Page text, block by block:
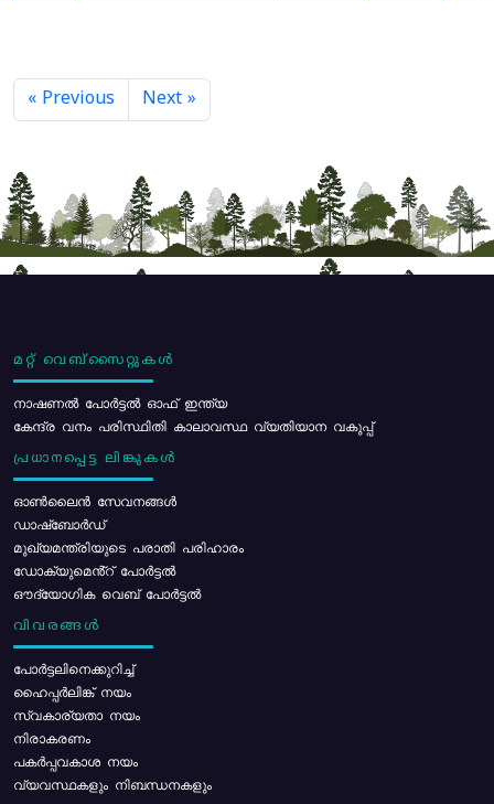
« Previous Next »
മറ്റ് വെബ്സൈറ്റുകൾ
നാഷണൽ പോർട്ടൽ ഓഫ് ഇന്ത്യ
കേന്ദ്ര വനം പരിസ്ഥിതി കാലാവസ്ഥ വ്യതിയാന വകുപ്പ്
പ്രധാനപ്പെട്ട ലിങ്കുകൾ
ഓൺലൈൻ സേവനങ്ങൾ
ഡാഷ്ബോർഡ്
മുഖ്യമന്ത്രിയുടെ പരാതി പരിഹാരം
ഡോക്യുമെൻ്റ് പോർട്ടൽ
ഔദ്യോഗിക വെബ് പോർട്ടൽ
വിവരങ്ങൾ
പോര്‍ട്ടലിനെക്കുറിച്ച്
ഹൈപ്പർലിങ്ക് നയം
സ്വകാര്യതാ നയം
നിരാകരണം
പകർപ്പവകാശ നയം
വ്യവസ്ഥകളും നിബന്ധനകളും